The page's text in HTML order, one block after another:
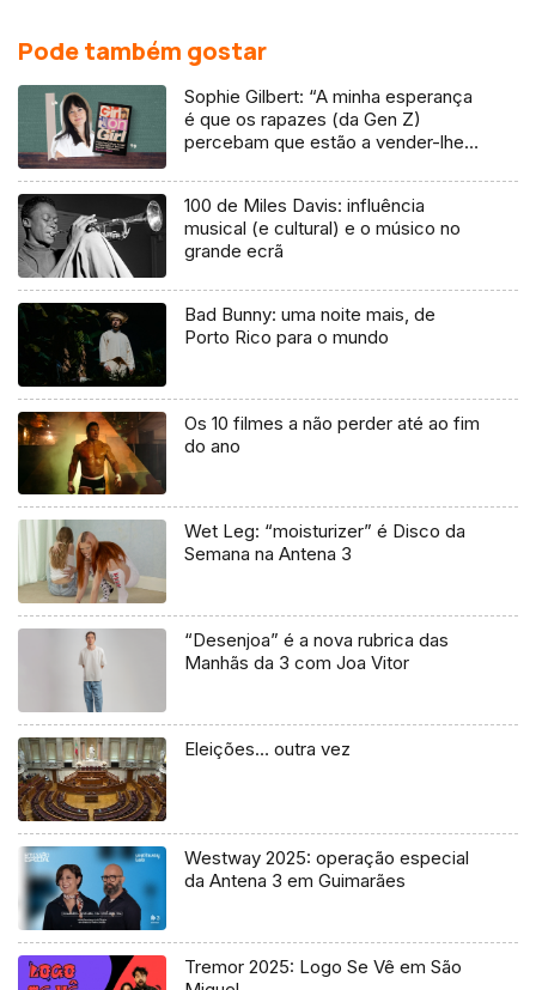
Pode também gostar
Sophie Gilbert: “A minha esperança
é que os rapazes (da Gen Z)
percebam que estão a vender-lhes
100 de Miles Davis: influência
musical (e cultural) e o músico no
grande ecrã
Bad Bunny: uma noite mais, de
Porto Rico para o mundo
Os 10 filmes a não perder até ao fim
do ano
Wet Leg: “moisturizer” é Disco da
Semana na Antena 3
“Desenjoa” é a nova rubrica das
Manhãs da 3 com Joa Vitor
Eleições… outra vez
Westway 2025: operação especial
da Antena 3 em Guimarães
Tremor 2025: Logo Se Vê em São